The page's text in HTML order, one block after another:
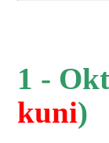
1 -
kuni)